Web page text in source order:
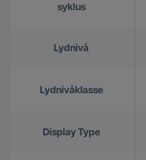
syklus
Lydnivå
Lydnivåklasse
Display Type